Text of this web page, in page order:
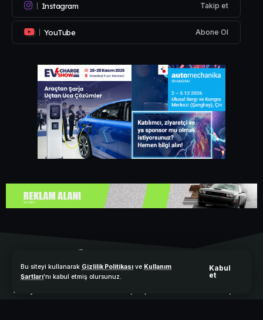
Bu siteyi kullanarak Gizlilik Politikası ve Kullanım
Şartları'nı kabul etmiş olursunuz.
Kabul
et
Instagram Takip et
YouTube Abone Ol
Türkiye’nin elektrikli ve hibrit araçlar platformu. Elektrikli Araçlar